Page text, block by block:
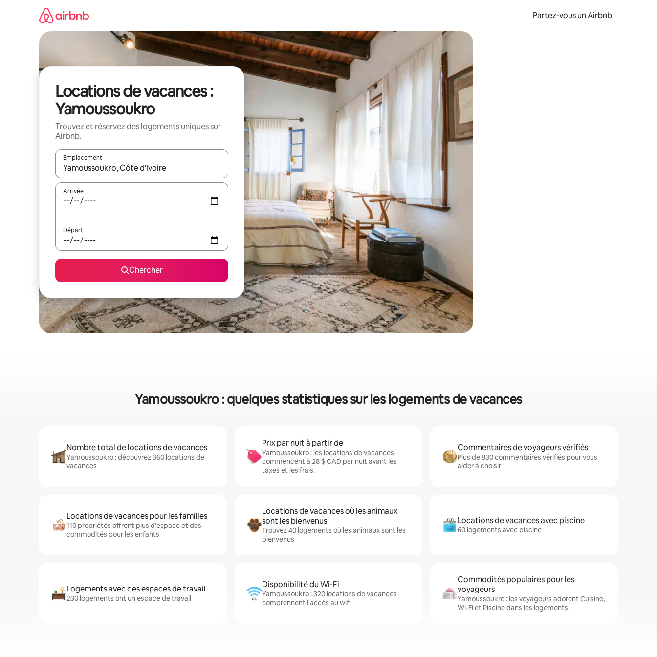
Partez-vous un Airbnb
Locations de vacances :
Yamoussoukro
Trouvez et réservez des logements uniques sur
Airbnb.
Emplacement
Quand les résultats sont affichés, parcourez-les en utilisant les flèches vers le haut et vers le bas, ou en appuyant dessus et en les faisant glisser.
Arrivée
Départ
Chercher
Yamoussoukro : quelques statistiques sur les logements de vacances
Nombre total de locations de vacances
Yamoussoukro : découvrez 360 locations de
vacances
Prix par nuit à partir de
Yamoussoukro : les locations de vacances
commencent à 28 $ CAD par nuit avant les
taxes et les frais.
Commentaires de voyageurs vérifiés
Plus de 830 commentaires vérifiés pour vous
aider à choisir
Locations de vacances pour les familles
110 propriétés offrent plus d'espace et des
commodités pour les enfants
Locations de vacances où les animaux
sont les bienvenus
Trouvez 40 logements où les animaux sont les
bienvenus
Locations de vacances avec piscine
60 logements avec piscine
Logements avec des espaces de travail
230 logements ont un espace de travail
Disponibilité du Wi-Fi
Yamoussoukro : 320 locations de vacances
comprennent l'accès au wifi
Commodités populaires pour les
voyageurs
Yamoussoukro : les voyageurs adorent Cuisine,
Wi-Fi et Piscine dans les logements.